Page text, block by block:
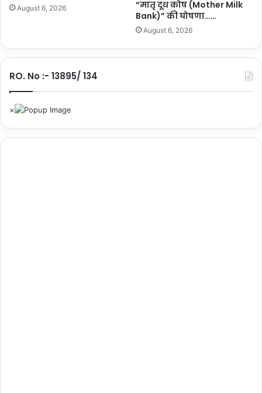
ना
आ
र्ति
नि
की
August 6, 2026
“मातृ दूध कोष (Mother Milk
Bank)” की घोषणा……
August 6, 2026
RO. No :- 13895/ 134